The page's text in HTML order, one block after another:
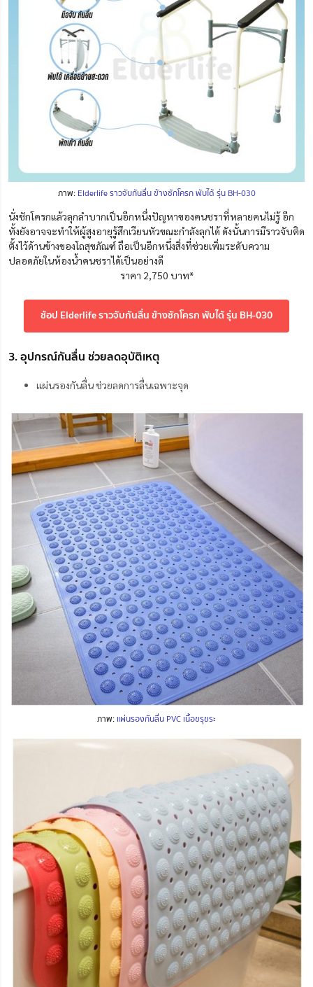
ภาพ: Elderlife ราวจับกันลื่น ข้างชักโครก พับได้ รุ่น BH-030
นั่งชักโครกแล้วลุกลำบากเป็นอีกหนึ่งปัญหาของคนชราที่หลายคนไม่รู้ อีก
ทั้งยังอาจจะทำให้ผู้สูงอายุรู้สึกเวียนหัวขณะกำลังลุกได้ ดังนั้นการมีราวจับติด
ตั้งไว้ด้านข้างของโถสุขภัณฑ์ ถือเป็นอีกหนึ่งสิ่งที่ช่วยเพิ่มระดับความ
ปลอดภัยในห้องน้ำคนชราได้เป็นอย่างดี
ราคา 2,750 บาท*
ช้อป Elderlife ราวจับกันลื่น ข้างชักโครก พับได้ รุ่น BH-030
3. อุปกรณ์กันลื่น ช่วยลดอุบัติเหตุ
แผ่นรองกันลื่น ช่วยลดการลื่นเฉพาะจุด
ภาพ: แผ่นรองกันลื่น PVC เนื้อขรุขระ